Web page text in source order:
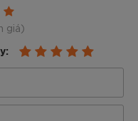
giá)